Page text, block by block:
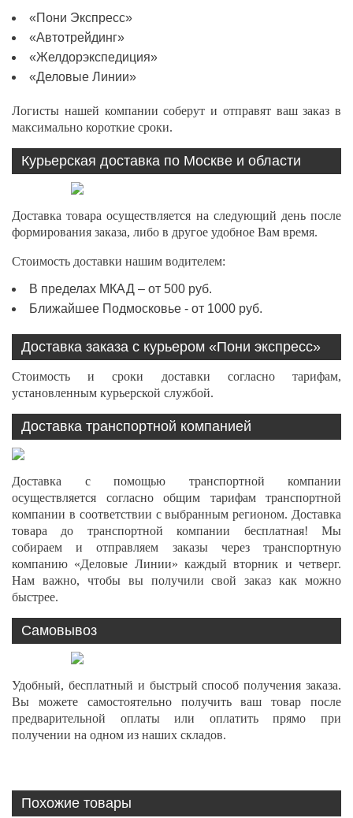
«Пони Экспресс»
«Автотрейдинг»
«Желдорэкспедиция»
«Деловые Линии»
Логисты нашей компании соберут и отправят ваш заказ в
максимально короткие сроки.
Курьерская доставка по Москве и области
Доставка товара осуществляется на следующий день после
формирования заказа, либо в другое удобное Вам время.
Стоимость доставки нашим водителем:
В пределах МКАД – от 500 руб.
Ближайшее Подмосковье - от 1000 руб.
Доставка заказа с курьером «Пони экспресс»
Стоимость и сроки доставки согласно тарифам,
установленным курьерской службой.
Доставка транспортной компанией
Доставка с помощью транспортной компании
осуществляется согласно общим тарифам транспортной
компании в соответствии с выбранным регионом. Доставка
товара до транспортной компании бесплатная! Мы
собираем и отправляем заказы через транспортную
компанию «Деловые Линии» каждый вторник и четверг.
Нам важно, чтобы вы получили свой заказ как можно
быстрее.
Самовывоз
Удобный, бесплатный и быстрый способ получения заказа.
Вы можете самостоятельно получить ваш товар после
предварительной оплаты или оплатить прямо при
получении на одном из наших складов.
Похожие товары